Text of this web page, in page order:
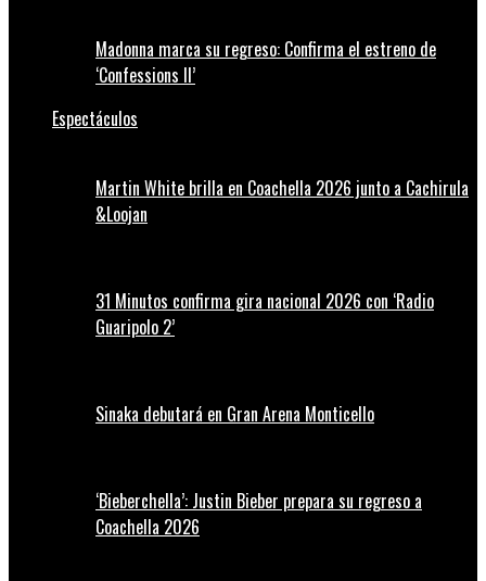
Madonna marca su regreso: Confirma el estreno de
‘Confessions II’
Espectáculos
Martin White brilla en Coachella 2026 junto a Cachirula
&Loojan
31 Minutos confirma gira nacional 2026 con ‘Radio
Guaripolo 2’
Sinaka debutará en Gran Arena Monticello
‘Bieberchella’: Justin Bieber prepara su regreso a
Coachella 2026